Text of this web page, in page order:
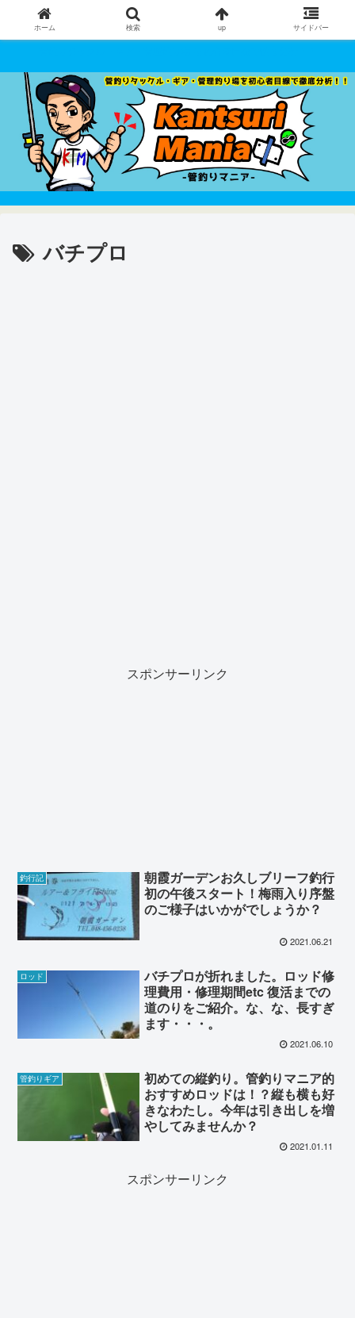
バチプロ
スポンサーリンク
釣行記
朝霞ガーデンお久しブリーフ釣行
初の午後スタート！梅雨入り序盤
のご様子はいかがでしょうか？
2021.06.21
ロッド
バチプロが折れました。ロッド修
理費用・修理期間etc 復活までの
道のりをご紹介。な、な、長すぎ
ます・・・。
2021.06.10
管釣りギア
初めての縦釣り。管釣りマニア的
おすすめロッドは！？縦も横も好
きなわたし。今年は引き出しを増
やしてみませんか？
2021.01.11
スポンサーリンク
ホーム 検索 up サイドバー